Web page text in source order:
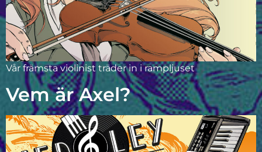
Vår främsta violinist träder in i rampljuset
Vem är Axel?